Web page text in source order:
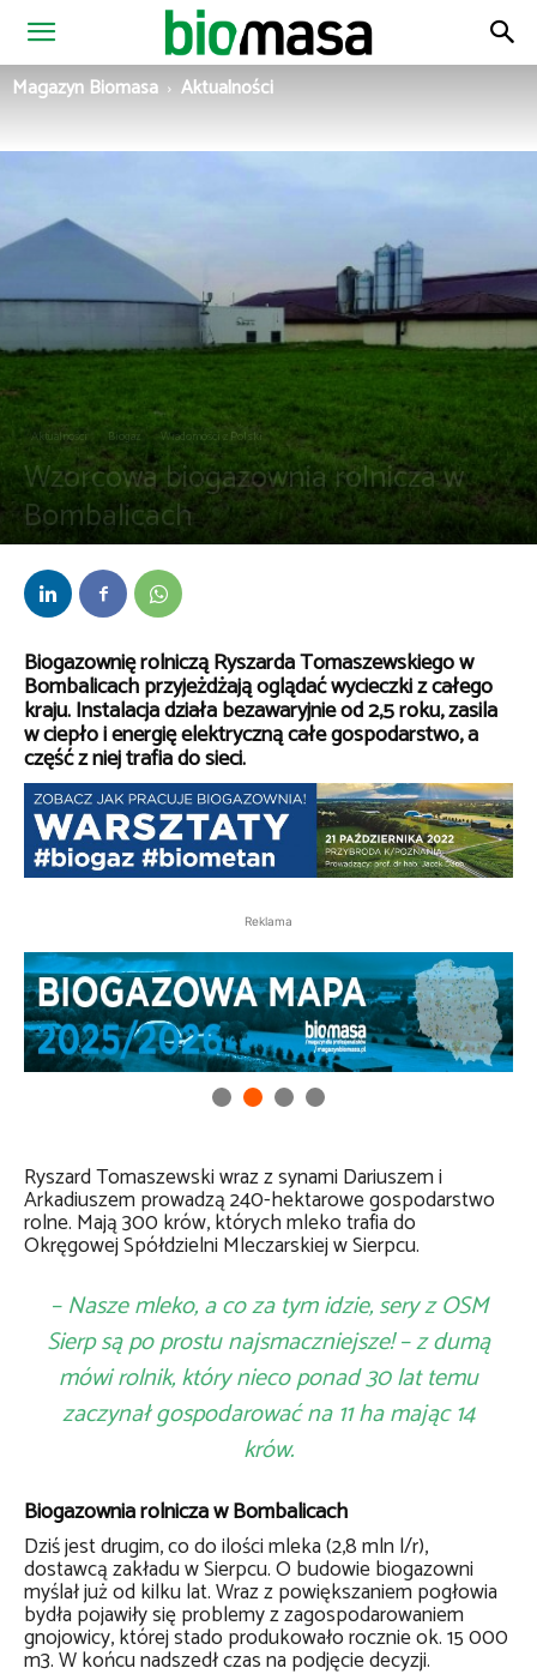
Magazyn
Magazyn Biomasa Aktualności
Aktualności Biogaz Wiadomości z Polski
Wzorcowa biogazownia rolnicza w
Bombalicach
Biogazownię rolniczą Ryszarda Tomaszewskiego w
Bombalicach przyjeżdżają oglądać wycieczki z całego
kraju. Instalacja działa bezawaryjnie od 2,5 roku, zasila
w ciepło i energię elektryczną całe gospodarstwo, a
część z niej trafia do sieci.
Reklama
Ryszard Tomaszewski wraz z synami Dariuszem i
Arkadiuszem prowadzą 240-hektarowe gospodarstwo
rolne. Mają 300 krów, których mleko trafia do
Okręgowej Spółdzielni Mleczarskiej w Sierpcu.
– Nasze mleko, a co za tym idzie, sery z OSM
Sierp są po prostu najsmaczniejsze! – z dumą
mówi rolnik, który nieco ponad 30 lat temu
zaczynał gospodarować na 11 ha mając 14
krów.
Biogazownia rolnicza w Bombalicach
Dziś jest drugim, co do ilości mleka (2,8 mln l/r),
dostawcą zakładu w Sierpcu. O budowie biogazowni
myślał już od kilku lat. Wraz z powiększaniem pogłowia
bydła pojawiły się problemy z zagospodarowaniem
gnojowicy, której stado produkowało rocznie ok. 15 000
m3. W końcu nadszedł czas na podjęcie decyzji.